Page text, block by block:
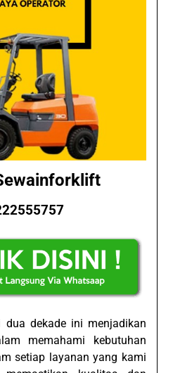
dua dekade ini menjadikan
memahami kebutuhan
setiap layanan yang kami